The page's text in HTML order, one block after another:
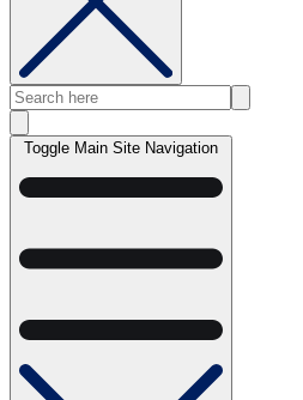
Toggle Main Site Navigation